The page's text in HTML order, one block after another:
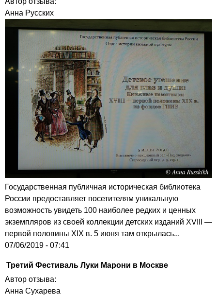
Анна Русских
Государственная публичная историческая библиотека
России предоставляет посетителям уникальную
возможность увидеть 100 наиболее редких и ценных
экземпляров из своей коллекции детских изданий XVIII —
первой половины XIX в. 5 июня там открылась...
07/06/2019 - 07:41
Третий Фестиваль Луки Марони в Москве
Автор отзыва:
Анна Сухарева